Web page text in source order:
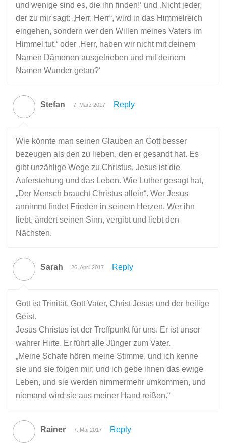
und wenige sind es, die ihn finden!‘ und ‚Nicht jeder,
der zu mir sagt: „Herr, Herr“, wird in das Himmelreich
eingehen, sondern wer den Willen meines Vaters im
Himmel tut.‘ oder ‚Herr, haben wir nicht mit deinem
Namen Dämonen ausgetrieben und mit deinem
Namen Wunder getan?‘
Stefan 7. März 2017 Reply
Wie könnte man seinen Glauben an Gott besser
bezeugen als den zu lieben, den er gesandt hat. Es
gibt unzählige Wege zu Christus. Jesus ist die
Auferstehung und das Leben. Wie Luther gesagt hat,
„Der Mensch braucht Christus allein“. Wer Jesus
annimmt findet Frieden in seinem Herzen. Wer ihn
liebt, ändert seinen Sinn, vergibt und liebt den
Nächsten.
Sarah 26. April 2017 Reply
Gott ist Trinität, Gott Vater, Christ Jesus und der heilige
Geist.
Jesus Christus ist der Treffpunkt für uns. Er ist unser
wahrer Hirte. Er führt alle Jünger zum Vater.
„Meine Schafe hören meine Stimme, und ich kenne
sie und sie folgen mir; und ich gebe ihnen das ewige
Leben, und sie werden nimmermehr umkommen, und
niemand wird sie aus meiner Hand reißen.“
Rainer 7. Mai 2017 Reply